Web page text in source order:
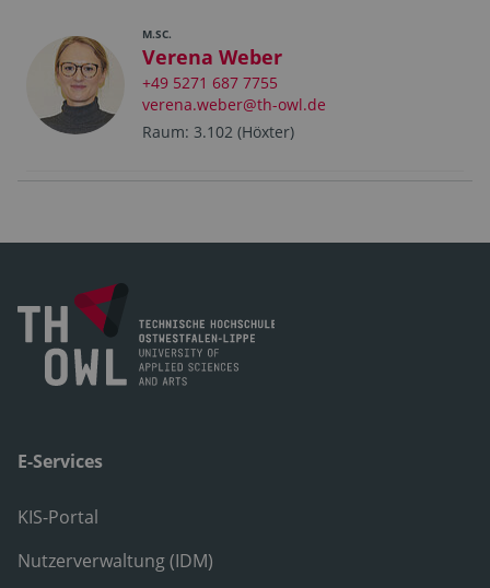
M.SC.
Verena Weber
+49 5271 687 7755
verena.weber@th-owl.de
Raum: 3.102 (Höxter)
E-Services
KIS-Portal
Nutzerverwaltung (IDM)